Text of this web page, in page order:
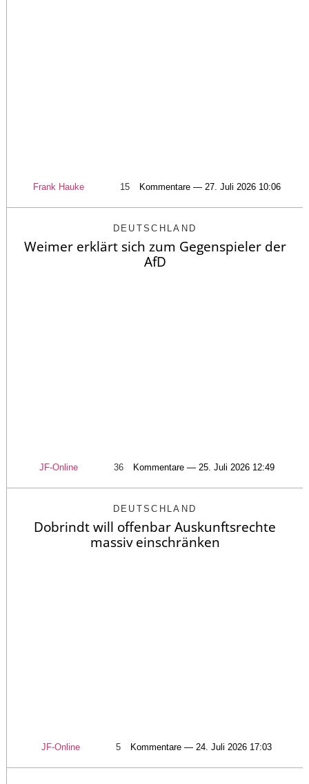
Frank Hauke 15 Kommentare — 27. Juli 2026 10:06
DEUTSCHLAND
Weimer erklärt sich zum Gegenspieler der
AfD
JF-Online 36 Kommentare — 25. Juli 2026 12:49
DEUTSCHLAND
Dobrindt will offenbar Auskunftsrechte
massiv einschränken
JF-Online 5 Kommentare — 24. Juli 2026 17:03